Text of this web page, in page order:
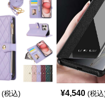
(税込) ¥4,540 (税込